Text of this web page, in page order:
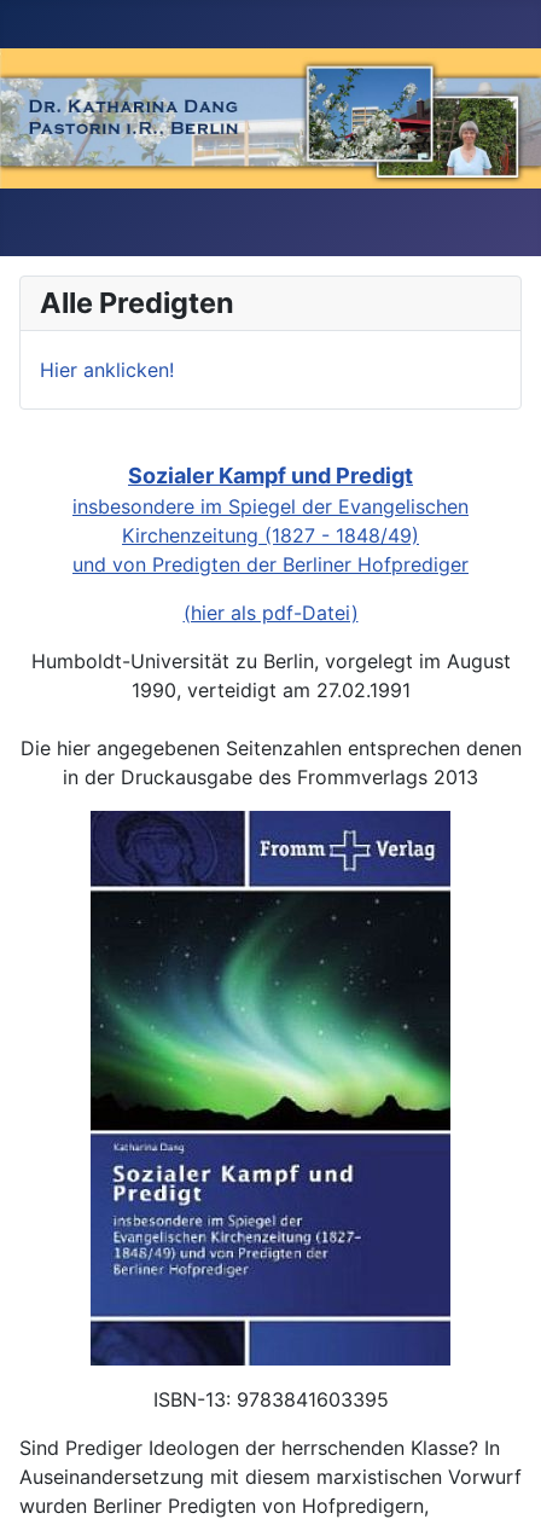
Alle Predigten
Hier anklicken!
Sozialer Kampf und Predigt
insbesondere im Spiegel der Evangelischen
Kirchenzeitung (1827 - 1848/49)
und von Predigten der Berliner Hofprediger
(hier als pdf-Datei)
Humboldt-Universität zu Berlin, vorgelegt im August
1990, verteidigt am 27.02.1991
Die hier angegebenen Seitenzahlen entsprechen denen
in der Druckausgabe des Frommverlags 2013
ISBN-13: 9783841603395
Sind Prediger Ideologen der herrschenden Klasse? In
Auseinandersetzung mit diesem marxistischen Vorwurf
wurden Berliner Predigten von Hofpredigern,